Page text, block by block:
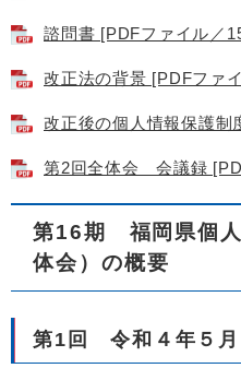
諮問書 [PDFファイル／
改正法の背景 [PDFファ
改正後の個人情報保護制
第2回全体会 会議録
第16期 福岡県個
体会）の概要
第1回 令和４年５月